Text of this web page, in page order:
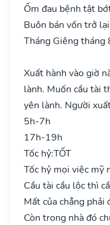
Ốm đau bệnh tật
Buôn bán vốn trở
Tháng Giêng tháng
Xuất hành vào giờ
lành. Muốn cầu tài
yên lành. Người
5h-7h
17h-19h
Tốc hỷ:TỐT
Tốc hỷ mọi việc mỹ
Cầu tài cầu lộc thì
Mất của chẳng phải
Còn trong nhà đó